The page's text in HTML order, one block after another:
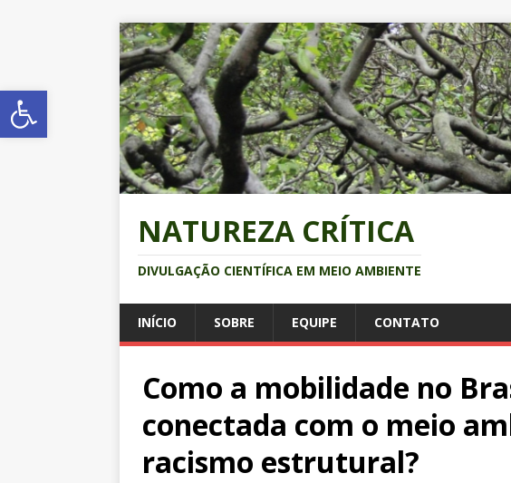
Abrir a barra de ferramentas
NATUREZA CRÍTICA
DIVULGAÇÃO CIENTÍFICA EM MEIO AMBIENTE
INÍCIO SOBRE EQUIPE CONTATO
Como a mobilidade no
conectada com o meio
racismo estrutural?